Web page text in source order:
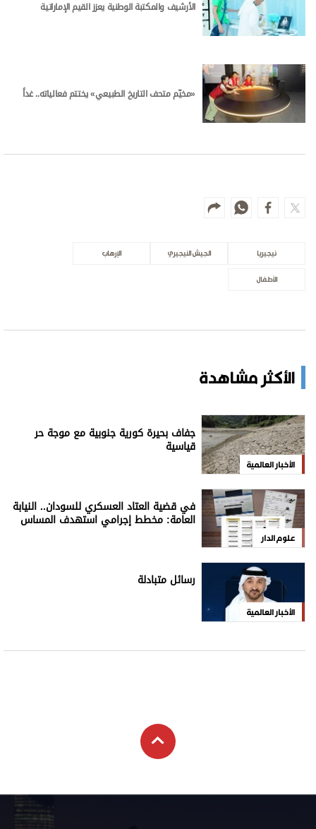
الأرشيف والمكتبة الوطنية يعزز القيم الإماراتية
«مخيّم متحف التاريخ الطبيعي» يختتم فعالياته.. غداً
نيجيريا الجيش النيجيري الإرهاب
الأطفال
الأكثر مشاهدة
الأخبار العالمية
جفاف بحيرة كورية جنوبية مع موجة حر
قياسية
علوم الدار
في قضية العتاد العسكري للسودان.. النيابة
العامة: مخطط إجرامي استهدف المساس
الأخبار العالمية
رسائل متبادلة